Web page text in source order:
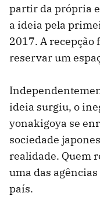
partir da própria
a ideia pela
2017. A
reservar um
ideia surgiu, o
yonakigoya se
sociedade
realidade. Quem
uma das
país.